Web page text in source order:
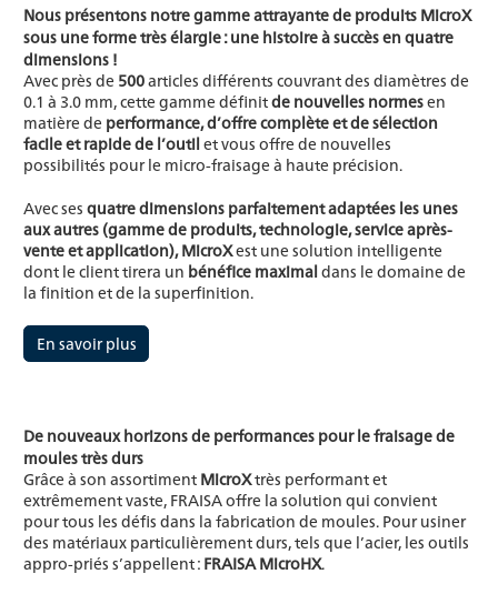
Nous présentons notre gamme attrayante de produits MicroX
sous une forme très élargie : une histoire à succès en quatre
dimensions !
Avec près de 500articles différents couvrant des diamètres de
0.1 à 3.0 mm, cette gamme définitde nouvelles normesen
matière de performance, d’offre complète et de sélection
facile et rapide de l’outilet vous offre de nouvelles
possibilités pour le micro-fraisage à haute précision.
Avec ses quatre dimensions parfaitement adaptées les unes
aux autres (gamme de produits, technologie, service après-
vente et application), MicroXest une solution intelligente
dont le client tirera un bénéfice maximaldans le domaine de
la finition et de la superfinition.
En savoir plus
De nouveaux horizons de performances pour le fraisage de
moules très durs
Grâce à son assortiment MicroXtrès performant et
extrêmement vaste, FRAISA offre la solution qui convient
pour tous les défis dans la fabrication de moules. Pour usiner
des matériaux particulièrement durs, tels que l’acier, les outils
appro-priés s’appellent : FRAISA MicroHX.